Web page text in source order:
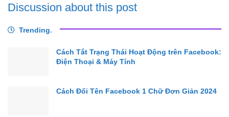
Discussion about this post
Trending.
Cách Tắt Trạng Thái Hoạt Động trên Facebook:
Điện Thoại & Máy Tính
Cách Đổi Tên Facebook 1 Chữ Đơn Giản 2024